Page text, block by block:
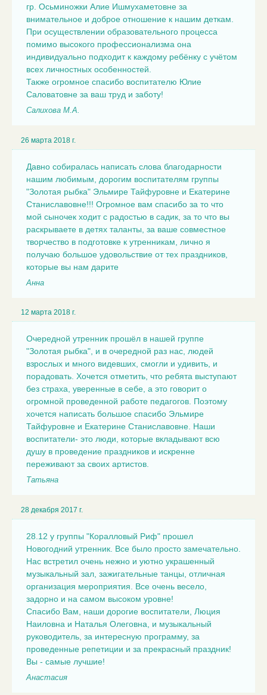
гр. Осьминожки Алие Ишмухаметовне за
внимательное и доброе отношение к нашим деткам.
При осуществлении образовательного процесса
помимо высокого профессионализма она
индивидуально подходит к каждому ребёнку с учётом
всех личностных особенностей.
Также огромное спасибо воспитателю Юлие
Саловатовне за ваш труд и заботу!
Салихова М.А.
26 марта 2018 г.
Давно собиралась написать слова благодарности
нашим любимым, дорогим воспитателям группы
"Золотая рыбка" Эльмире Тайфуровне и Екатерине
Станиславовне!!! Огромное вам спасибо за то что
мой сыночек ходит с радостью в садик, за то что вы
раскрываете в детях таланты, за ваше совместное
творчество в подготовке к утренникам, лично я
получаю большое удовольствие от тех праздников,
которые вы нам дарите
Анна
12 марта 2018 г.
Очередной утренник прошёл в нашей группе
"Золотая рыбка", и в очередной раз нас, людей
взрослых и много видевших, смогли и удивить, и
порадовать. Хочется отметить, что ребята выступают
без страха, уверенные в себе, а это говорит о
огромной проведенной работе педагогов. Поэтому
хочется написать большое спасибо Эльмире
Тайфуровне и Екатерине Станиславовне. Наши
воспитатели- это люди, которые вкладывают всю
душу в проведение праздников и искренне
переживают за своих артистов.
Татьяна
28 декабря 2017 г.
28.12 у группы "Коралловый Риф" прошел
Новогодний утренник. Все было просто замечательно.
Нас встретил очень нежно и уютно украшенный
музыкальный зал, зажигательные танцы, отличная
организация мероприятия. Все очень весело,
задорно и на самом высоком уровне!
Спасибо Вам, наши дорогие воспитатели, Люция
Наиловна и Наталья Олеговна, и музыкальный
руководитель, за интересную программу, за
проведенные репетиции и за прекрасный праздник!
Вы - самые лучшие!
Анастасия